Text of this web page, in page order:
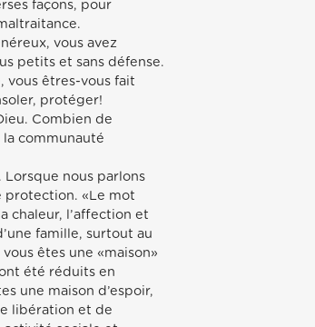
façons, pour
vous avez
petits et sans défense.
vous êtres-vous fait
protéger!
Combien de
la communauté
Lorsque nous parlons
protection. «Le mot
chaleur, l’affection et
famille, surtout au
êtes une «maison»
été réduits en
une maison d’espoir,
libération et de